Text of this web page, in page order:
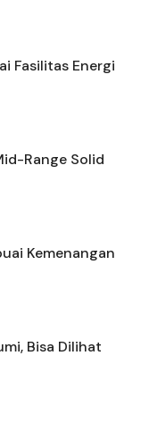
Fasilitas Energi
Range Solid
Kemenangan
Bisa Dilihat